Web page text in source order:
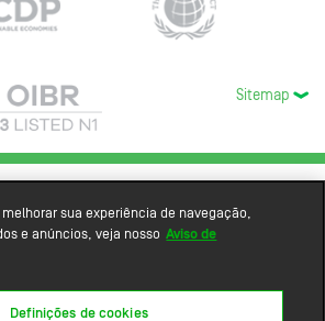
Sitemap
sua experiência de navegação,
e anúncios, veja nosso Aviso de
Definições de cookies